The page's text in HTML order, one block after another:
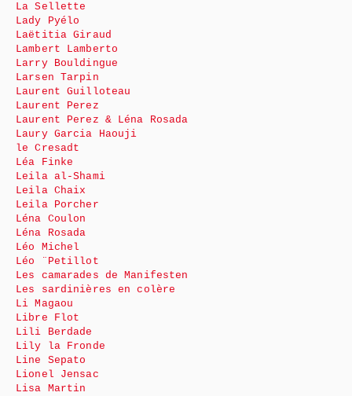
La Sellette
Lady Pyélo
Laëtitia Giraud
Lambert Lamberto
Larry Bouldingue
Larsen Tarpin
Laurent Guilloteau
Laurent Perez
Laurent Perez & Léna Rosada
Laury Garcia Haouji
le Cresadt
Léa Finke
Leila al-Shami
Leila Chaix
Leila Porcher
Léna Coulon
Léna Rosada
Léo Michel
Léo ¨Petillot
Les camarades de Manifesten
Les sardinières en colère
Li Magaou
Libre Flot
Lili Berdade
Lily la Fronde
Line Sepato
Lionel Jensac
Lisa Martin